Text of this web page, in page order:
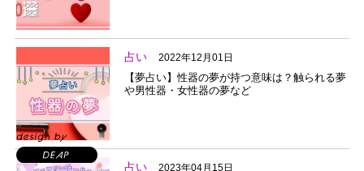
占い 2022年12月01日
【夢占い】性器の夢が持つ意味は？触られる夢
や男性器・女性器の夢など
占い 2023年04月15日